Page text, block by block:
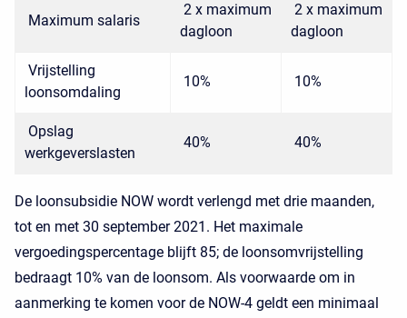
Maximum salaris
2 x maximum
dagloon
2 x maximum
dagloon
Vrijstelling
loonsomdaling
10% 10%
Opslag
werkgeverslasten
40% 40%
De loonsubsidie NOW wordt verlengd met drie maanden,
tot en met 30 september 2021. Het maximale
vergoedingspercentage blijft 85; de loonsomvrijstelling
bedraagt 10% van de loonsom. Als voorwaarde om in
aanmerking te komen voor de NOW-4 geldt een minimaal